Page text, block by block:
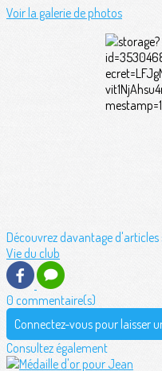
Voir la galerie de photos
Découvrez davantage d'articles
Vie du club
0 commentaire(s)
Connectez-vous pour laisser
Consultez également